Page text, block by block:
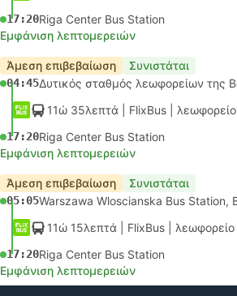
17:20Riga Center Bus Station
Εμφάνιση λεπτομερειών
Άμεση επιβεβαίωση Συνιστάται
04:45
11ώ 35λεπτά | FlixBus λεωφορείο
17:20Riga Center Bus Station
Εμφάνιση λεπτομερειών
Άμεση επιβεβαίωση Συνιστάται
05:05
11ώ 15λεπτά | FlixBus λεωφορείο
17:20Riga Center Bus Station
Εμφάνιση λεπτομερειών